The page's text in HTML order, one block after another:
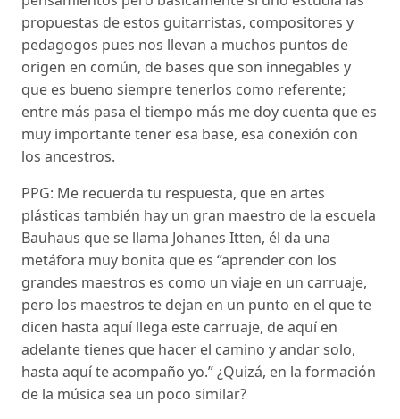
propuestas de estos guitarristas, compositores y
pedagogos pues nos llevan a muchos puntos de
origen en común, de bases que son innegables y
que es bueno siempre tenerlos como referente;
entre más pasa el tiempo más me doy cuenta que es
muy importante tener esa base, esa conexión con
los ancestros.
PPG: Me recuerda tu respuesta, que en artes
plásticas también hay un gran maestro de la escuela
Bauhaus que se llama Johanes Itten, él da una
metáfora muy bonita que es “aprender con los
grandes maestros es como un viaje en un carruaje,
pero los maestros te dejan en un punto en el que te
dicen hasta aquí llega este carruaje, de aquí en
adelante tienes que hacer el camino y andar solo,
hasta aquí te acompaño yo.” ¿Quizá, en la formación
de la música sea un poco similar?